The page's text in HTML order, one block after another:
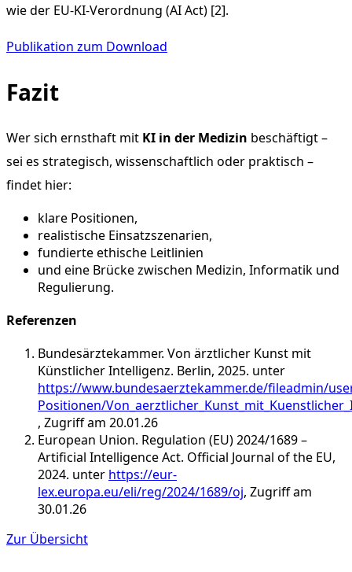
wie der EU-KI-Verordnung (AI Act) [2].
Publikation zum Download
Fazit
Wer sich ernsthaft mit KI in der Medizin beschäftigt –
sei es strategisch, wissenschaftlich oder praktisch –
findet hier:
klare Positionen,
realistische Einsatzszenarien,
fundierte ethische Leitlinien
und eine Brücke zwischen Medizin, Informatik und
Regulierung.
Referenzen
Bundesärztekammer. Von ärztlicher Kunst mit
Künstlicher Intelligenz. Berlin, 2025. unter
https://www.bundesaerztekammer.de/fileadmin/
Positionen/
, Zugriff am 20.01.26
European Union. Regulation (EU) 2024/1689 –
Artificial Intelligence Act. Official Journal of the EU,
2024. unter https://eur-
lex.europa.eu/eli/reg/2024/1689/oj, Zugriff am
30.01.26
Zur Übersicht